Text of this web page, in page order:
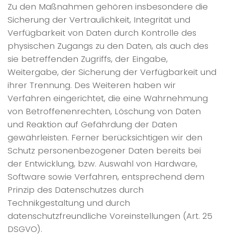
Zu den Maßnahmen gehören insbesondere die
Sicherung der Vertraulichkeit, Integrität und
Verfügbarkeit von Daten durch Kontrolle des
physischen Zugangs zu den Daten, als auch des
sie betreffenden Zugriffs, der Eingabe,
Weitergabe, der Sicherung der Verfügbarkeit und
ihrer Trennung. Des Weiteren haben wir
Verfahren eingerichtet, die eine Wahrnehmung
von Betroffenenrechten, Löschung von Daten
und Reaktion auf Gefährdung der Daten
gewährleisten. Ferner berücksichtigen wir den
Schutz personenbezogener Daten bereits bei
der Entwicklung, bzw. Auswahl von Hardware,
Software sowie Verfahren, entsprechend dem
Prinzip des Datenschutzes durch
Technikgestaltung und durch
datenschutzfreundliche Voreinstellungen (Art. 25
DSGVO).